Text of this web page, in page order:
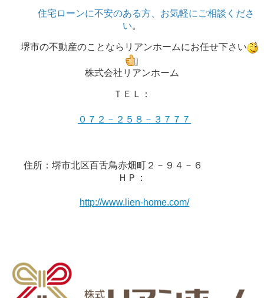
住宅ローンに不安のある方、お気軽にご相談くださ
い。
堺市の不動産のことならリアンホームにお任せ下さい
株式会社リアンホーム
ＴＥＬ：
０７２－２５８－３７７７
住所：堺市北区百舌鳥赤畑町２－９４－６
ＨＰ：
http://www.lien-home.com/